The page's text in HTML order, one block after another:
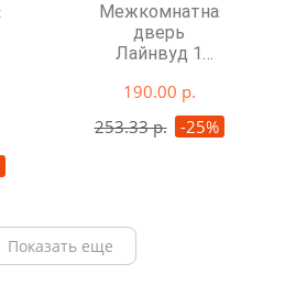
Межкомнатная
дверь
Лайнвуд 1
190.00 р.
253.33 р.
-25%
Показать еще